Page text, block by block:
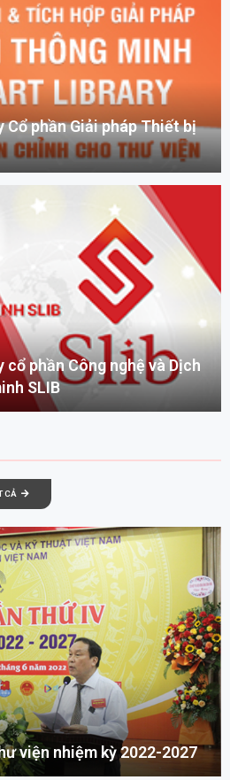
Cổ phần Giải pháp Thiết bị
cổ phần Công nghệ và Dịch
SLIB
CẢ
viện nhiệm kỳ 2022-2027